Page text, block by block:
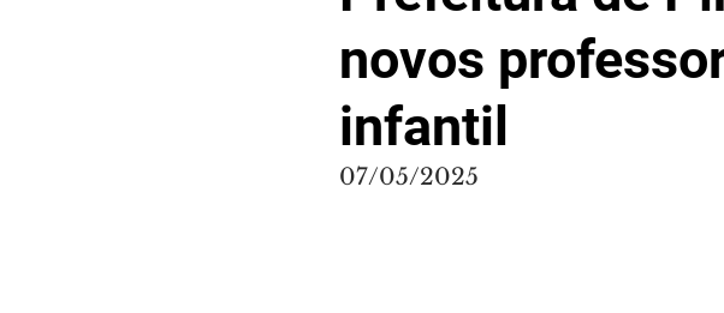
novos
infantil
07/05/2025